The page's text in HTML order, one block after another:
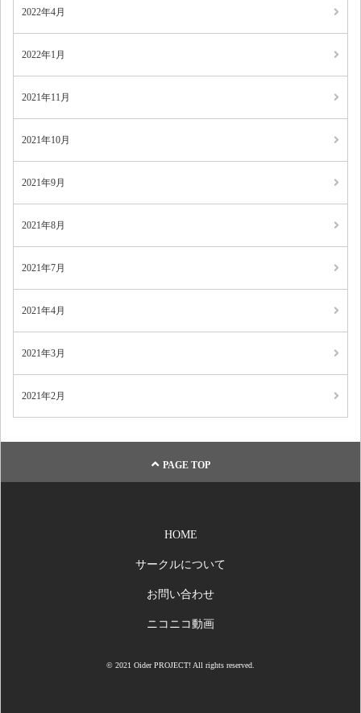
2022年4月
2022年1月
2021年11月
2021年10月
2021年9月
2021年8月
2021年7月
2021年4月
2021年3月
2021年2月
PAGE TOP
HOME
サークルについて
お問い合わせ
ニコニコ動画
© 2021 Oider PROJECT! All rights reserved.